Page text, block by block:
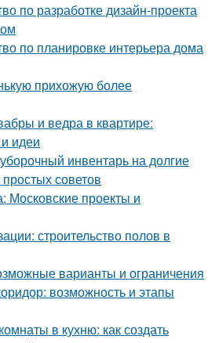
по разработке дизайн-проекта
по планировке интерьера дома
прихожую более
и ведра в квартире:
идеи
инвентарь на долгие
советов
Московские проекты и
строительство полов в
варианты и ограничения
возможность и этапы
в кухню: как создать